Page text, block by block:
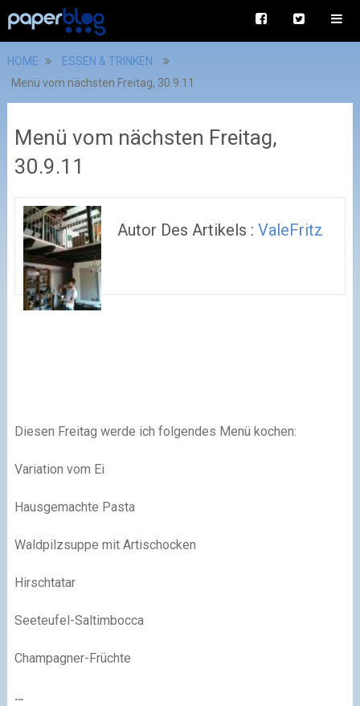
HOME
ESSEN & TRINKEN
Menü vom nächsten Freitag, 30.9.11
Menü vom nächsten Freitag,
30.9.11
Autor Des Artikels :ValeFritz
Diesen Freitag werde ich folgendes Menü kochen:
Variation vom Ei
Hausgemachte Pasta
Waldpilzsuppe mit Artischocken
Hirschtatar
Seeteufel-Saltimbocca
Champagner-Früchte
…